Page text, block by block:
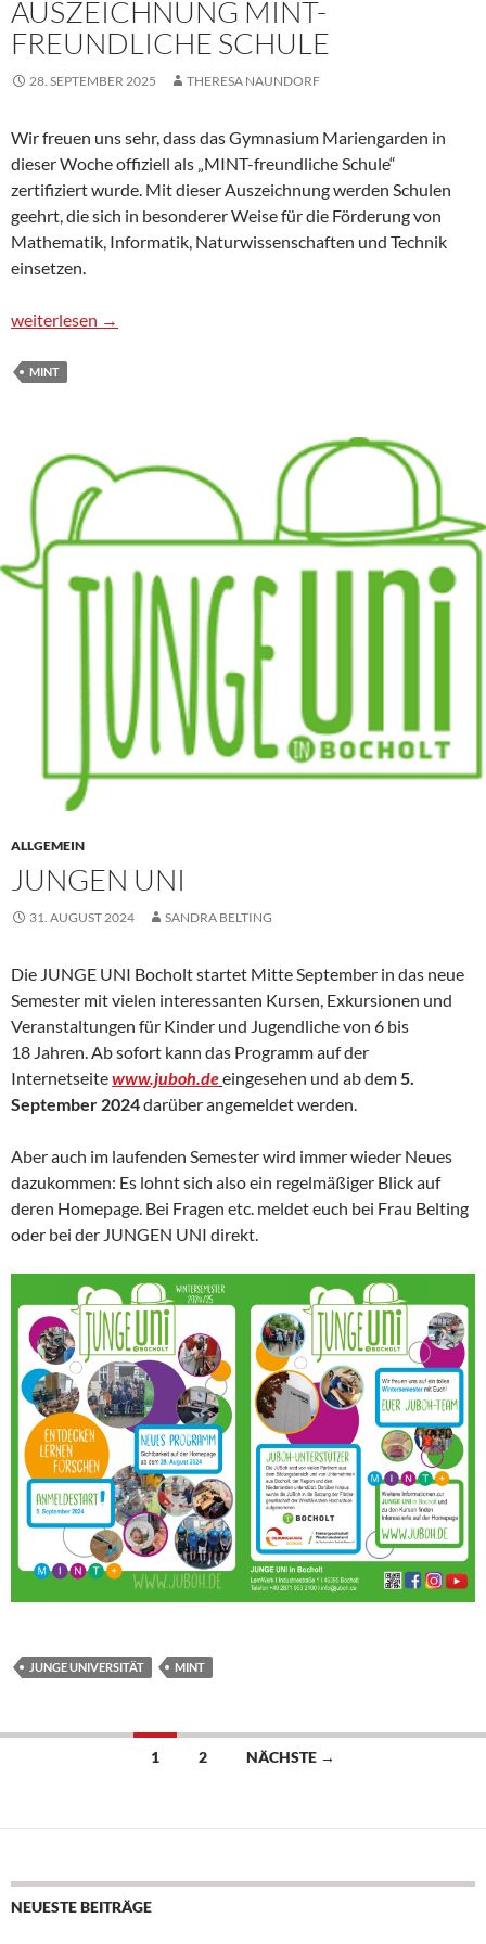
AUSZEICHNUNG MINT-
FREUNDLICHE SCHULE
28. SEPTEMBER 2025 THERESA NAUNDORF
Wir freuen uns sehr, dass das Gymnasium Mariengarden in
dieser Woche offiziell als „MINT-freundliche Schule“
zertifiziert wurde. Mit dieser Auszeichnung werden Schulen
geehrt, die sich in besonderer Weise für die Förderung von
Mathematik, Informatik, Naturwissenschaften und Technik
einsetzen.
Auszeichnung MINT-freundliche Schule
weiterlesen →
MINT
ALLGEMEIN
JUNGEN UNI
31. AUGUST 2024 SANDRA BELTING
Die JUNGE UNI Bocholt startet Mitte September in das neue
Semester mit vielen interessanten Kursen, Exkursionen und
Veranstaltungen für Kinder und Jugendliche von 6 bis
18 Jahren. Ab sofort kann das Programm auf der
Internetseitewww.juboh.deeingesehen und ab dem 5.
September 2024darüber angemeldet werden.
Aber auch im laufenden Semester wird immer wieder Neues
dazukommen: Es lohnt sich also ein regelmäßiger Blick auf
deren Homepage. Bei Fragen etc. meldet euch bei Frau Belting
oder bei der JUNGEN UNI direkt.
JUNGE UNIVERSITÄT MINT
Beitragsnavigation
1 2 NÄCHSTE →
NEUESTE BEITRÄGE